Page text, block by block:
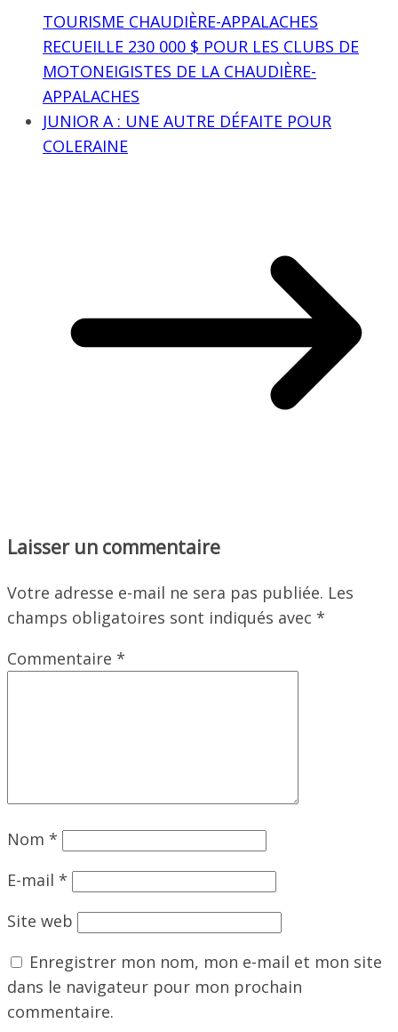
TOURISME CHAUDIÈRE-APPALACHES
RECUEILLE 230 000 $ POUR LES CLUBS DE
MOTONEIGISTES DE LA CHAUDIÈRE-
APPALACHES
JUNIOR A : UNE AUTRE DÉFAITE POUR
COLERAINE
Laisser un commentaire
Votre adresse e-mail ne sera pas publiée. Les
champs obligatoires sont indiqués avec *
Commentaire *
Nom *
E-mail *
Site web
Enregistrer mon nom, mon e-mail et mon site
dans le navigateur pour mon prochain
commentaire.